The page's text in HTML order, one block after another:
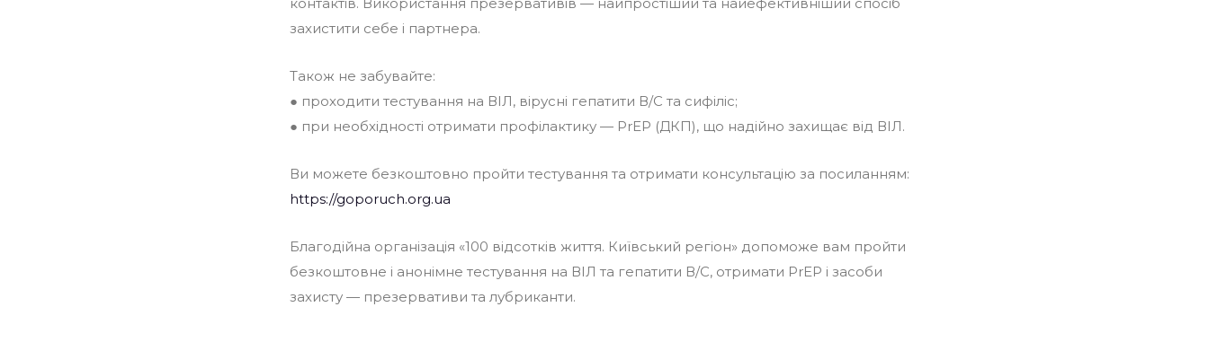
контактів. Використання презервативів — найпростіший та найефективніший спосіб
захистити себе і партнера.
Також не забувайте:
● проходити тестування на ВІЛ, вірусні гепатити В/С та сифіліс;
● при необхідності отримати профілактику — PrEP (ДКП), що надійно захищає від ВІЛ.
Ви можете безкоштовно пройти тестування та отримати консультацію за посиланням:
https://goporuch.org.ua
Благодійна організація «100 відсотків життя. Київський регіон» допоможе вам пройти
безкоштовне і анонімне тестування на ВІЛ та гепатити В/С, отримати PrEP і засоби
захисту — презервативи та лубриканти.